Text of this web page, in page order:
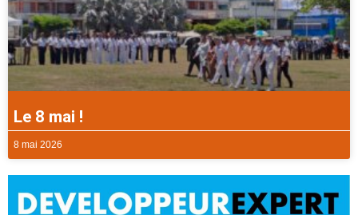
Le 8 mai !
8 mai 2026